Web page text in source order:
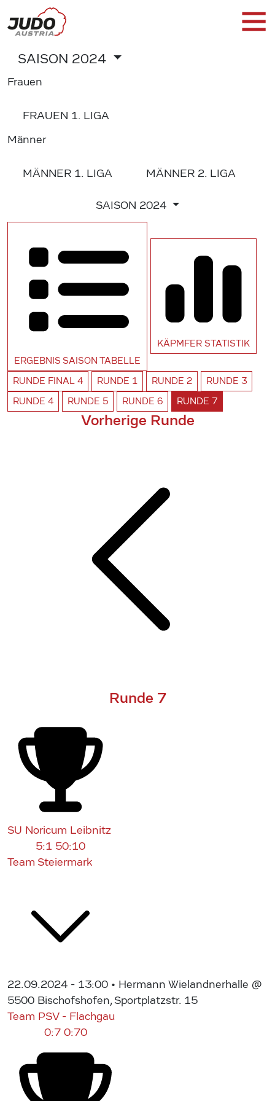
SAISON 2024
Frauen
FRAUEN 1. LIGA
Männer
MÄNNER 1. LIGA MÄNNER 2. LIGA
SAISON 2024
ERGEBNIS SAISON TABELLE
KÄPMFER STATISTIK
RUNDE FINAL 4 RUNDE 1 RUNDE 2 RUNDE 3
RUNDE 4 RUNDE 5 RUNDE 6 RUNDE 7
Vorherige Runde
Runde 7
SU Noricum Leibnitz
5:1 50:10
Team Steiermark
22.09.2024 - 13:00 • Hermann Wielandnerhalle @
5500 Bischofshofen, Sportplatzstr. 15
Team PSV - Flachgau
0:7 0:70